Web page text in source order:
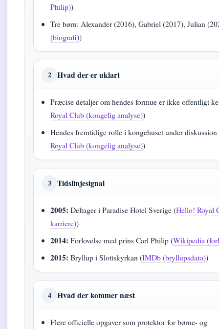
Philip))
Tre børn: Alexander (2016), Gabriel (2017), Julian
(biografi))
2 Hvad der er uklart
Præcise detaljer om hendes formue er ikke offentligt
Royal Club (kongelig analyse))
Hendes fremtidige rolle i kongehuset under
Royal Club (kongelig analyse))
3 Tidslinjesignal
2005: Deltager i Paradise Hotel Sverige (Hello! Royal
karriere))
2014: Forlovelse med prins Carl Philip (Wikipedia
2015: Bryllup i Slottskyrkan (IMDb (bryllupsdato))
4 Hvad der kommer næst
Flere officielle opgaver som protektor for børne- og